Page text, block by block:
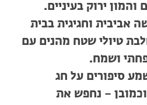
ירוק בעיניים.
אביבית וחגיגית בבית
טיולי שטח מהנים עם
ושמח.
סיפורים על חג
– נחפש את